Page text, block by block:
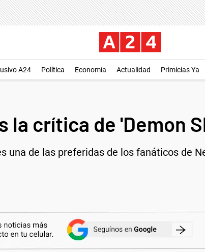
A24 Política Economía Actualidad Primicias Ya
la crítica de 'Demon
una de las preferidas de los fanáticos de